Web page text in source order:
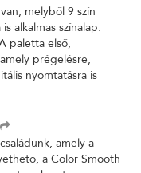
melyből 9 szín
alkalmas színalap.
paletta első,
prégelésre,
nyomtatásra is
amely a
a Color Smooth